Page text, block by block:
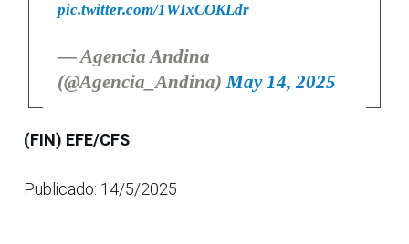
pic.twitter.com/1WIxCOKLdr
— Agencia Andina
(@Agencia_Andina) May 14, 2025
(FIN) EFE/CFS
Publicado: 14/5/2025